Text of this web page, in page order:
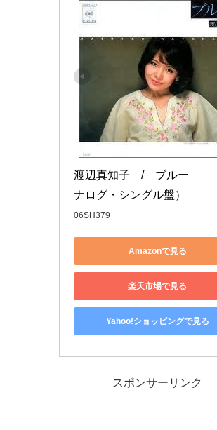
渡辺真知子　/　ブルー　　
ナログ・シングル盤）
06SH379
Amazonで見る
楽天市場で見る
Yahoo!ショッピングで見る
スポンサーリンク